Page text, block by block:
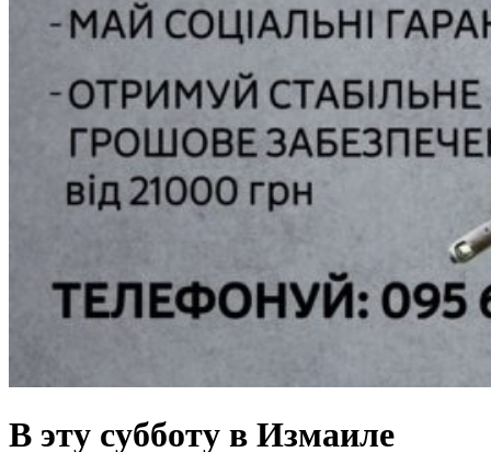
В эту субботу в Измаиле